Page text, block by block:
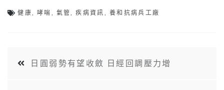
健康 ,哮喘 氣管 ,疾病資訊 養和抗病兵工廠
日圓弱勢有望收斂 日經回調壓力增